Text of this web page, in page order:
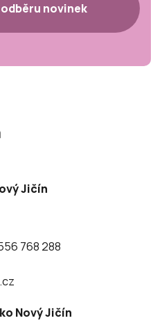
novinek
Jičín
768 288
Nový Jičín